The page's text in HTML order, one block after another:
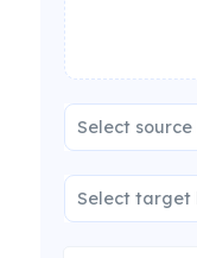
Select
Select target